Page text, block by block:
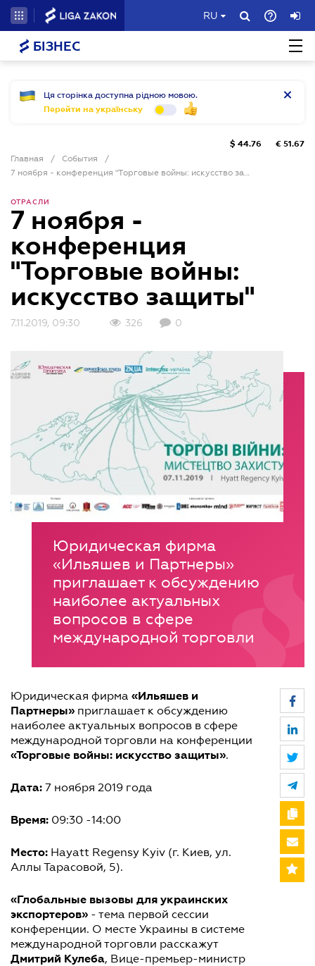
RU
БІЗНЕС
Ця сторінка доступна рідною мовою.
Перейти на українську
Главная / События
/
7 ноября - конференция "Торговые войны: искусство защиты"
$ 44.76 € 51.67
ОТРАСЛИ
7 ноября -
конференция
"Торговые войны:
искусство защиты"
7.11.2019, 09:30 326 0
Юридическая фирма
«Ильяшев и Партнеры»
приглашает к обсуждению
наиболее актуальных
вопросов в сфере
международной торговли
Юридическая фирма «Ильяшев и
Партнеры» приглашает к обсуждению
наиболее актуальных вопросов в сфере
международной торговли на конференции
«Торговые войны: искусство защиты».
Дата: 7 ноября 2019 года
Время: 09:30 -14:00
Место: Hayatt Regensy Kyiv (г. Киев, ул.
Аллы Тарасовой, 5).
«Глобальные вызовы для украинских
экспортеров» - тема первой сессии
конференции. О месте Украины в системе
международной торговли расскажут
Дмитрий Кулеба, Вице-премьер-министр